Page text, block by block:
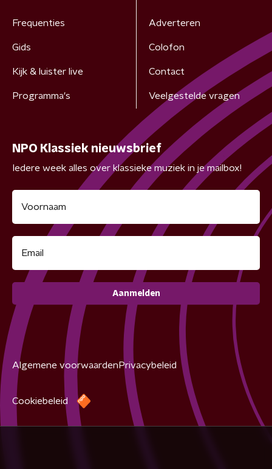
Frequenties
Gids
Kijk & luister live
Programma's
Adverteren
Colofon
Contact
Veelgestelde vragen
NPO Klassiek nieuwsbrief
Iedere week alles over klassieke muziek in je mailbox!
Aanmelden
Algemene voorwaarden Privacybeleid
Cookiebeleid